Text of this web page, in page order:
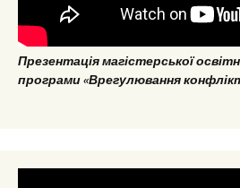
Презентація магістерської
програми «Врегулювання